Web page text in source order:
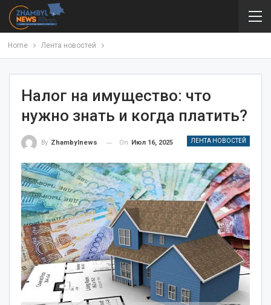
Home Лента новостей
Налог на имущество: что
нужно знать и когда платить?
ЛЕНТА НОВОСТЕЙ
By Zhambylnews On Июл 16, 2025